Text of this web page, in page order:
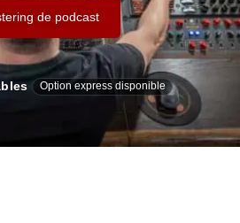
de podcast
Option express disponible